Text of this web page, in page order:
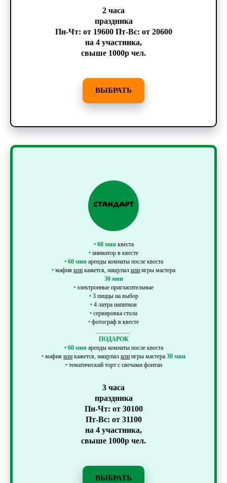
2 часа
праздника
Пн-Чт: от 19600 Пт-Вс: от 20600
на 4 участника,
свыше 1000р чел.
ВЫБРАТЬ
• 60 минквеста
• аниматор в квесте
• 60 минаренды комнаты после квеста
• мафия или кажется, нащупал или игры мастера
30 мин
• электронные пригласительные
• 3 пиццы на выбор
• 4 литра напитков
• сервировка стола
• фотограф в квесте
ПОДАРОК
• 60 минаренды комнаты после квеста
• мафия или кажется, нащупал или игры мастера 30 мин
• тематический торт с свечами фонтан
3 часа
праздника
Пн-Чт: от 30100
Пт-Вс: от 31100
на 4 участника,
свыше 1000р чел.
ВЫБРАТЬ